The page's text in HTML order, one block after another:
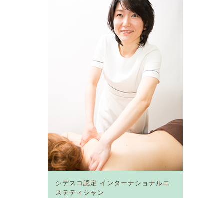
シデスコ認定 インターナショナルエ
ステティシャン